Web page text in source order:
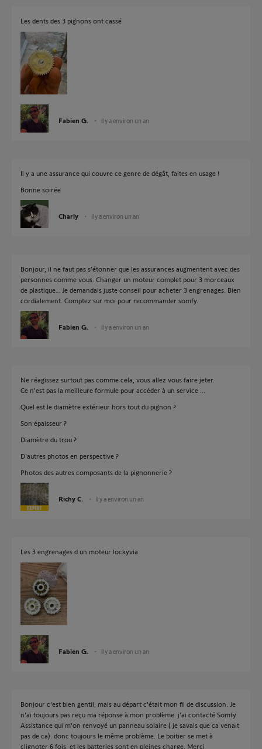
Les dents des 3 pignons ont cassé
Fabien G. il y a environ un an
Il y a une assurance qui couvre ce genre de dégât, faites en usage !
Bonne soirée
Charly il y a environ un an
Bonjour, il ne faut pas s’étonner que les assurances augmentent avec des
personnes comme vous. Changer un moteur complet pour 3 morceaux
de plastique… Je demandais juste conseil pour acheter 3 engrenages. Bien
cordialement. Comptez sur moi pour recommander somfy.
Fabien G. il y a environ un an
Ne réagissez surtout pas comme cela, vous allez vous faire jeter.
Ce n'est pas la meilleure formule pour accéder à un service ...
Quel est le diamètre extérieur hors tout du pignon ?
Son épaisseur ?
Diamètre du trou ?
D'autres photos en perspective ?
Photos des autres composants de la pignonnerie ?
Richy C. il y a environ un an
Les 3 engrenages d un moteur lockyvia
Fabien G. il y a environ un an
Bonjour c'est bien gentil, mais au départ c'était mon fil de discussion. Je
n'ai toujours pas reçu ma réponse à mon problème. j'ai contacté Somfy
Assistance qui m'on renvoyé un panneau solaire ( je savais que ca venait
pas de ca). donc toujours le même problème. Le boitier se met à
clignoter 6 fois, et les batteries sont en pleines charge. Merci